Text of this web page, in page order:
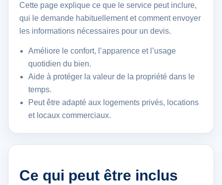
Cette page explique ce que le service peut inclure,
qui le demande habituellement et comment envoyer
les informations nécessaires pour un devis.
Améliore le confort, l’apparence et l’usage
quotidien du bien.
Aide à protéger la valeur de la propriété dans le
temps.
Peut être adapté aux logements privés, locations
et locaux commerciaux.
Ce qui peut être inclus